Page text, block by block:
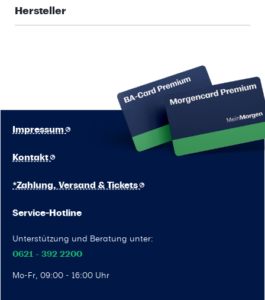
Hersteller
Service-Hotline
Unterstützung und Beratung unter:
0621 - 392 2200
Mo-Fr, 09:00 - 16:00 Uhr
Kontakt
Impressum
*Zahlung, Versand & Tickets